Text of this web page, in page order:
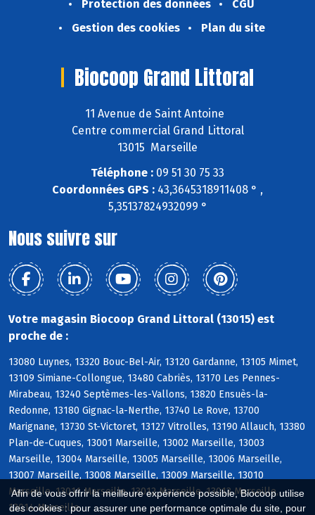
Afin de vous offrir la meilleure expérience possible, Biocoop utilise
des cookies : pour assurer une performance optimale du site, pour
Protection des données
CGU
Gestion des cookies
Plan du site
Biocoop Grand Littoral
11 Avenue de Saint Antoine
Centre commercial Grand Littoral
13015 Marseille
Téléphone : 09 51 30 75 33
Coordonnées GPS : 43,3645318911408 ° ,
5,35137824932099 °
Nous suivre sur
Votre magasin Biocoop Grand Littoral (13015) est
proche de :
13080 Luynes, 13320 Bouc-Bel-Air, 13120 Gardanne, 13105 Mimet,
13109 Simiane-Collongue, 13480 Cabriès, 13170 Les Pennes-
Mirabeau, 13240 Septèmes-les-Vallons, 13820 Ensuès-la-
Redonne, 13180 Gignac-la-Nerthe, 13740 Le Rove, 13700
Marignane, 13730 St-Victoret, 13127 Vitrolles, 13190 Allauch, 13380
Plan-de-Cuques, 13001 Marseille, 13002 Marseille, 13003
Marseille, 13004 Marseille, 13005 Marseille, 13006 Marseille,
13007 Marseille, 13008 Marseille, 13009 Marseille, 13010
Marseille, 13011 Marseille, 13012 Marseille, 13013 Marseille,
13014 Marseille